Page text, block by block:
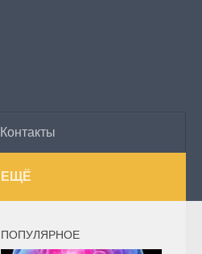
Контакты
ЕЩЁ
ПОПУЛЯРНОЕ